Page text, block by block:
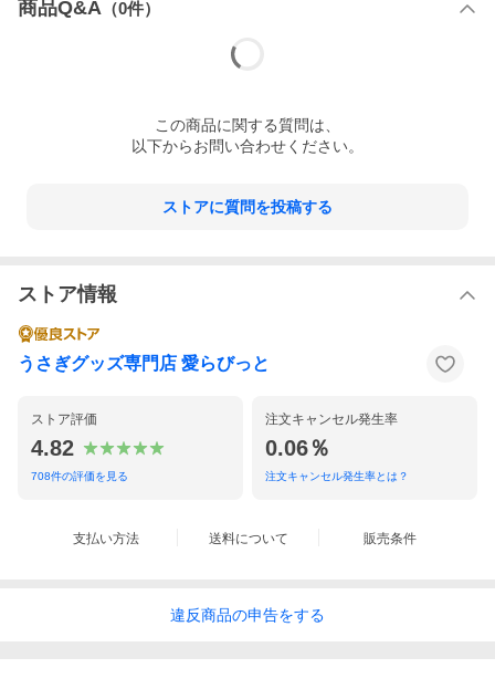
商品Q&A （0件）
この商品に関する質問は、
以下からお問い合わせください。
ストアに質問を投稿する
ストア情報
うさぎグッズ専門店 愛らびっと
ストア評価
4.82
708件の評価を見る
注文キャンセル発生率
0.06％
注文キャンセル発生率とは？
支払い方法 送料について 販売条件
違反商品の申告をする